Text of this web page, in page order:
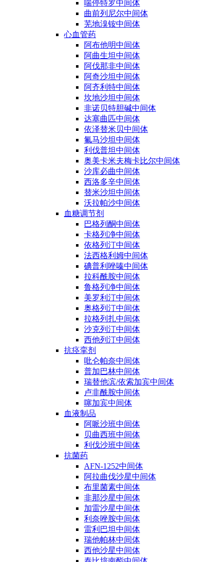
喘停特罗中间体
曲前列尼尔中间体
芜地溴铵中间体
心血管药
阿布他明中间体
阿曲生坦中间体
阿伐那非中间体
阿奇沙坦中间体
阿齐利特中间体
坎地沙坦中间体
非诺贝特胆碱中间体
达塞曲匹中间体
依泽替米贝中间体
氟马沙坦中间体
利伐普坦中间体
奥美卡米夫梅卡比尔中间体
沙库必曲中间体
西洛多辛中间体
替米沙坦中间体
沃拉帕沙中间体
血糖调节剂
巴格列酮中间体
卡格列净中间体
依格列汀中间体
法西格利姆中间体
碘普利唑嗪中间体
拉科酰胺中间体
鲁格列净中间体
美罗利汀中间体
奥格列汀中间体
拉格列扎中间体
沙克列汀中间体
西他列汀中间体
抗痉挛剂
吡仑帕奈中间体
普加巴林中间体
瑞替他滨/依索加宾中间体
卢非酰胺中间体
噻加宾中间体
血液制品
阿哌沙班中间体
贝曲西班中间体
利伐沙班中间体
抗菌药
AFN-1252中间体
阿拉曲伐沙星中间体
布里菌素中间体
非那沙星中间体
加雷沙星中间体
利奈唑胺中间体
雷利巴坦中间体
瑞他帕林中间体
西他沙星中间体